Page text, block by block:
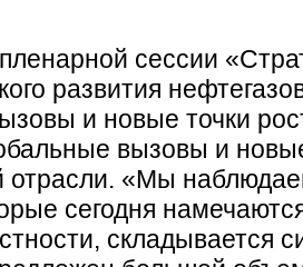
сессии
развития
и новые точки
вызовы и
отрасли. «Мы
сегодня
складывается